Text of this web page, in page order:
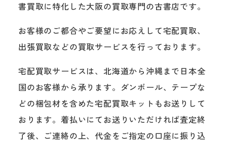
書買取に特化した大阪の買取専門の古書店です。
お客様のご都合やご要望にお応えして宅配買取、
出張買取などの買取サービスを行っております。
宅配買取サービスは、北海道から沖縄まで日本全
国のお客様から承ります。ダンボール、テープな
どの梱包材を含めた宅配買取キットもお送りして
おります。着払いにてお送りいただければ査定終
了後、ご連絡の上、代金をご指定の口座に振り込